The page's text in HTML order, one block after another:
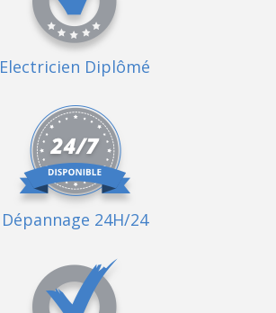
Electricien Diplômé
Dépannage 24H/24